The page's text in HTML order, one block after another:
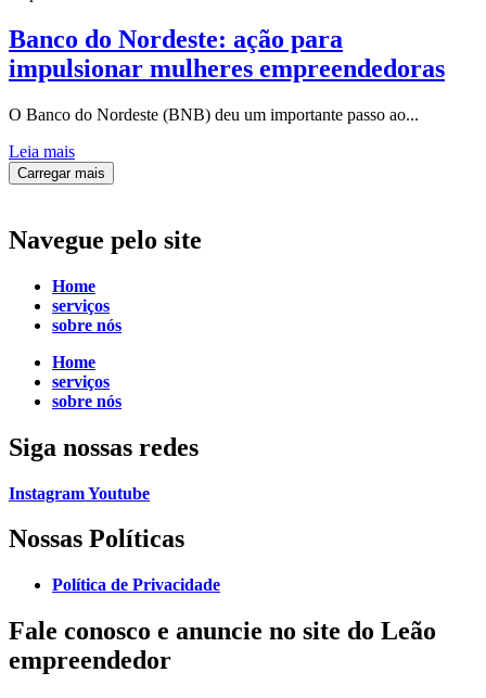
Banco do Nordeste: ação para
impulsionar mulheres empreendedoras
O Banco do Nordeste (BNB) deu um importante passo ao...
Leia mais
Carregar mais
Navegue pelo site
Home
serviços
sobre nós
Home
serviços
sobre nós
Siga nossas redes
InstagramYoutube
Nossas Políticas
Política de Privacidade
Fale conosco e anuncie no site do Leão
empreendedor